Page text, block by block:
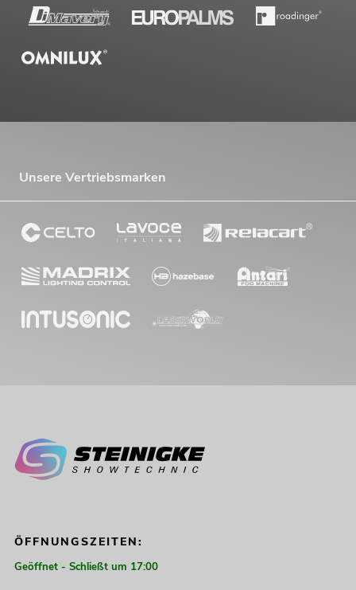
Unsere Vertriebsmarken
ÖFFNUNGSZEITEN:
Geöffnet - Schließt um 17:00